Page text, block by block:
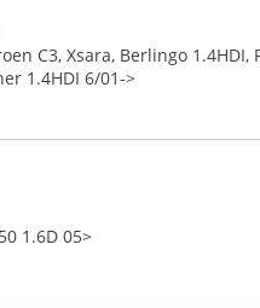
C3, Xsara, Berlingo 1.4HDI,
1.4HDI 6/01->
1.6D 05>